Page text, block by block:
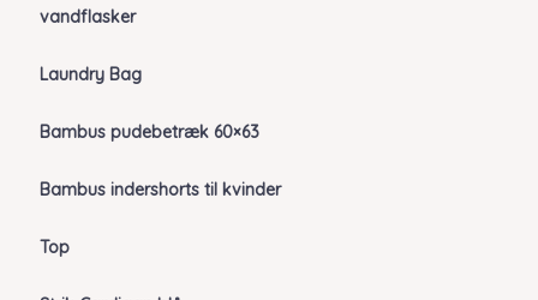
vandflasker
Laundry Bag
Bambus pudebetræk 60×63
Bambus indershorts til kvinder
Top